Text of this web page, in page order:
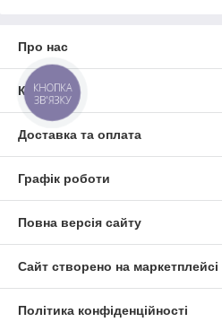
Про нас
Контакти
Доставка та оплата
Графік роботи
Повна версія сайту
Сайт створено на маркетплейсі
Політика конфіденційності
КНОПКА
ЗВ'ЯЗКУ